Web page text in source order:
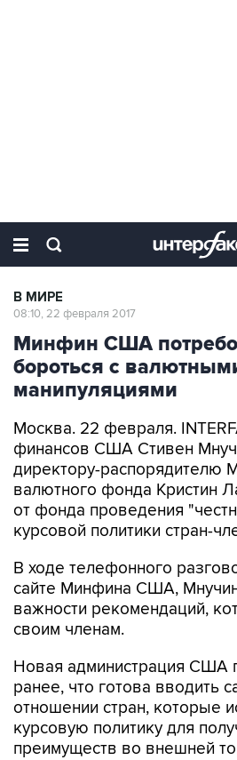
В МИРЕ
08:10, 22 февраля 2017
Минфин США
бороться с
манипуляциями
Москва. 22 февраля.
финансов США Стивен
директору-распорядителю
валютного фонда Кристин
от фонда проведения
курсовой политики стран-
В ходе телефонного
сайте Минфина США,
важности рекомендаций,
своим членам.
Новая администрация США
ранее, что готова вводить
отношении стран, которые
курсовую политику для
преимуществ во внешней